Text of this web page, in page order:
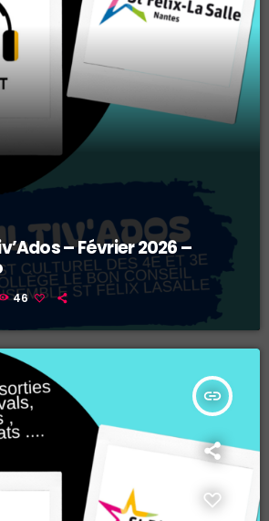
– Février 2026 –
46
insert_link